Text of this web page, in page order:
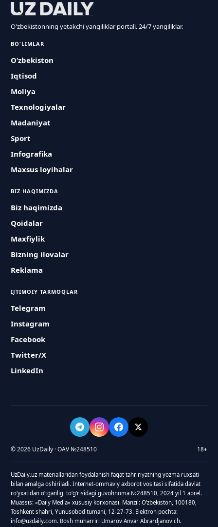
O'zbekistonning yetakchi yangiliklar portali. 24/7 yangiliklar.
BO'LIMLAR
O‘zbekiston
Iqtisod
Moliya
Texnologiyalar
Madaniyat
Sport
Infografika
Maxsus loyihalar
BIZ HAQIMIZDA
Biz haqimizda
Qoidalar
Maxfiylik
Bizning ilovalar
Reklama
IJTIMOIY TARMOQLAR
Telegram
Instagram
Facebook
Twitter/X
LinkedIn
© 2026 UzDaily · OAV №248510 18+
UzDaily.uz materiallaridan foydalanish faqat tahririyatning yozma ruxsati
bilan amalga oshiriladi. Internet-ommaviy axborot vositasi sifatida davlat
roʻyxatidan oʻtganligi toʻgʻrisidagi guvohnoma №248510, 2024 yil 1 aprel.
Muassis: «Daily Media» xususiy korxonasi. Manzil: Oʻzbekiston, 100180,
Toshkent shahri, Yunusobod tumani, 12-27-73. Elektron pochta:
info@uzdaily.com. Bosh muharrir: Umarov Anvar Abrardjanovich.